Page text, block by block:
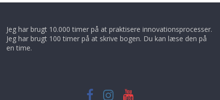
Jeg har brugt 10.000 timer på at praktisere innovationsprocesser.
Jeg har brugt 100 timer på at skrive bogen. Du kan læse den på
en time.